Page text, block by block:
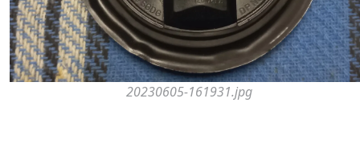
20230605-161931.jpg